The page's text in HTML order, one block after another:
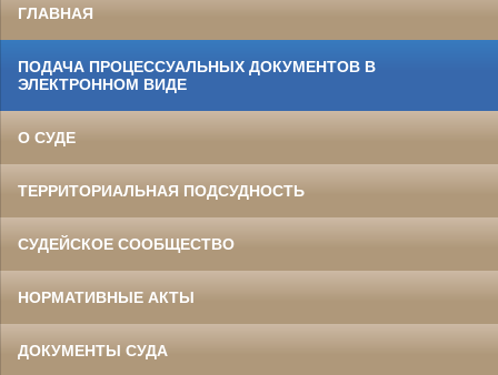
ГЛАВНАЯ
ПОДАЧА ПРОЦЕССУАЛЬНЫХ ДОКУМЕНТОВ В
ЭЛЕКТРОННОМ ВИДЕ
О СУДЕ
ТЕРРИТОРИАЛЬНАЯ ПОДСУДНОСТЬ
СУДЕЙСКОЕ СООБЩЕСТВО
НОРМАТИВНЫЕ АКТЫ
ДОКУМЕНТЫ СУДА